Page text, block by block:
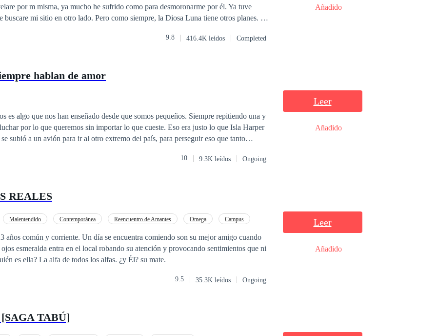
por m misma, ya mucho he sufrido como para desmoronarme por él. Ya tuve
buscare mi sitio en otro lado. Pero como siempre, la Diosa Luna tiene otros planes. Los
9.8 416.4K leídos Completed
Añadido
hablan de amor
es algo que nos han enseñado desde que somos pequeños. Siempre repitiendo una y
que queremos sin importar lo que cueste. Eso era justo lo que Isla Harper
subió a un avión para ir al otro extremo del país, para perseguir eso que tanto
más, nuevas amistades, nuevos gustos, pero sobre todo, algo sobre lo que solamente
10 9.3K leídos Ongoing
Leer
Añadido
REALES
Malentendido Contemporánea Reencuentro de Amantes Omega
Campus
años común y corriente. Un día se encuentra comiendo son su mejor amigo cuando
esmeralda entra en el local robando su atención y provocando sentimientos que ni
es ella? La alfa de todos los alfas. ¿y Él? su mate.
9.5 35.3K leídos Ongoing
Leer
Añadido
TABÚ]